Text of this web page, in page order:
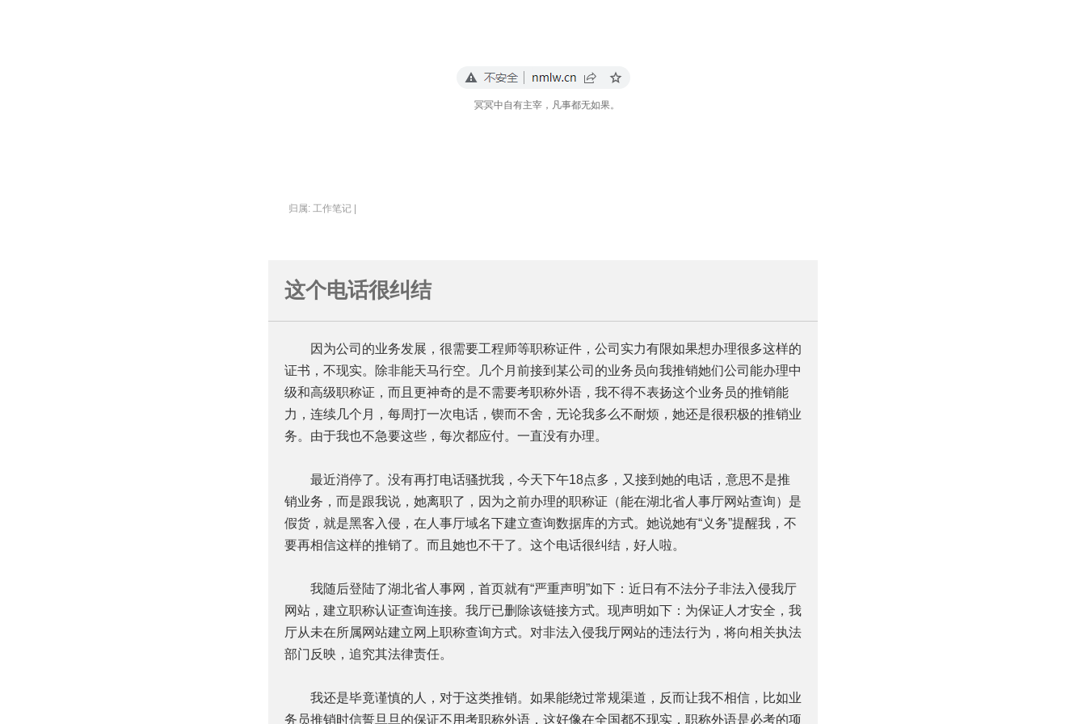
冥冥中自有主宰，凡事都无如果。
归属: 工作笔记 |
这个电话很纠结
因为公司的业务发展，很需要工程师等职称证件，公司实力有限如果想办理很多这样的
证书，不现实。除非能天马行空。几个月前接到某公司的业务员向我推销她们公司能办理中
级和高级职称证，而且更神奇的是不需要考职称外语，我不得不表扬这个业务员的推销能
力，连续几个月，每周打一次电话，锲而不舍，无论我多么不耐烦，她还是很积极的推销业
务。由于我也不急要这些，每次都应付。一直没有办理。
最近消停了。没有再打电话骚扰我，今天下午18点多，又接到她的电话，意思不是推
销业务，而是跟我说，她离职了，因为之前办理的职称证（能在湖北省人事厅网站查询）是
假货，就是黑客入侵，在人事厅域名下建立查询数据库的方式。她说她有“义务”提醒我，不
要再相信这样的推销了。而且她也不干了。这个电话很纠结，好人啦。
我随后登陆了湖北省人事网，首页就有“严重声明”如下：近日有不法分子非法入侵我厅
网站，建立职称认证查询连接。我厅已删除该链接方式。现声明如下：为保证人才安全，我
厅从未在所属网站建立网上职称查询方式。对非法入侵我厅网站的违法行为，将向相关执法
部门反映，追究其法律责任。
我还是毕竟谨慎的人，对于这类推销。如果能绕过常规渠道，反而让我不相信，比如业
务员推销时信誓旦旦的保证不用考职称外语，这好像在全国都不现实，职称外语是必考的项